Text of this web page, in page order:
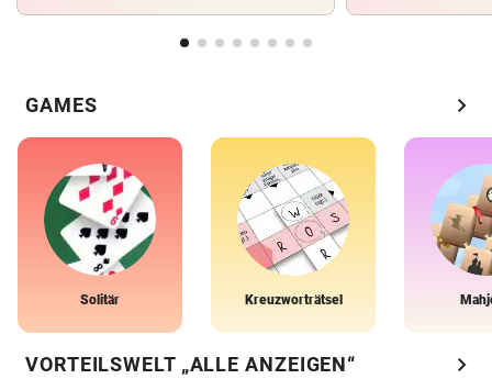
GAMES chevron_right
Solitär Kreuzworträtsel
VORTEILSWELT „ALLE ANZEIGEN“ chevron_right